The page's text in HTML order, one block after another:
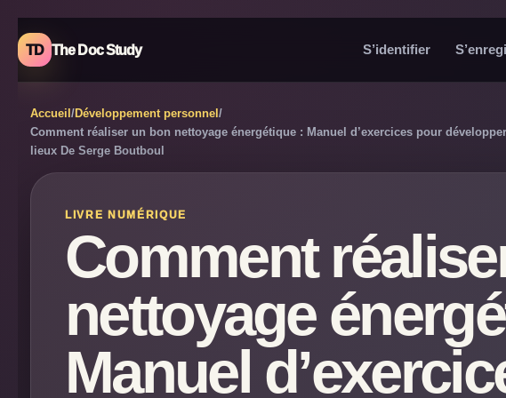
TD The Doc Study S’identifier
Accueil /Développement personnel /
Comment réaliser un bon nettoyage énergétique : Manuel d’exercices pour
lieux De Serge Boutboul
LIVRE NUMÉRIQUE
Comment
nettoyage
Manuel